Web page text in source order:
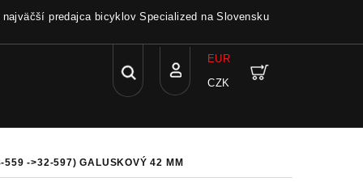
predajca bicyklov Specialized na Slovensku
Hľadať
Prihlásenie
EUR
CZK
košík
->32-597) GALUSKOVÝ 42 MM